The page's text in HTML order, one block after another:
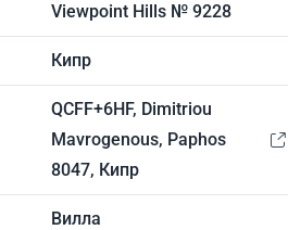
Viewpoint Hills № 9228
Кипр
QCFF+6HF, Dimitriou
Mavrogenous, Paphos
8047, Кипр
Вилла